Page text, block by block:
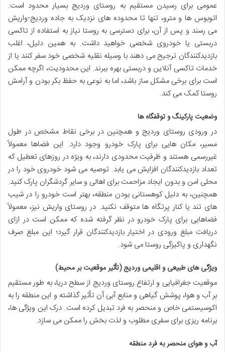
عمومی برای رسیدن مستقیم به روستای وردیج بسیار محدود است.
اتوبوس ها و مترو، تنها تا محدوده های نزدیک به جاده وردیج-واریش
می رسند و پس از آن، برای دسترسی به روستا نیاز به استفاده از تاکسی
دربستی یا خودروی شخصی خواهید داشت. به همین دلیل، اغلب
بازدیدکنندگان ترجیح می دهند با وسیله نقلیه شخصی خود سفر کنند یا از
خدمات تاکسی آنلاین و دربستی بهره ببرند. این محدودیت، اگرچه ممکن
است برای برخی مشکل ساز باشد، اما به نوعی به حفظ بکر بودن و آرامش
روستا کمک می کند.
وضعیت پارکینگ و توقفگاه ها
در ورودی روستای وردیج و همچنین در برخی نقاط مشخص در طول
مسیر، مکان هایی برای پارک خودرو وجود دارد. این فضاها معمولاً
غیررسمی هستند و ظرفیت محدودی دارند، به ویژه در روزهای تعطیل که
تعداد بازدیدکنندگان افزایش می یابد. توصیه می شود خودروی خود را در
محلی امن و بدون ایجاد مزاحمت برای اهالی و سایر گردشگران پارک کنید.
همچنین، به دلیل کوهستانی بودن منطقه، بهتر است خودرو را در شیب
های تند یا کنار پرتگاه ها متوقف نکنید. در روستای واریش نیز، معمولاً
فضاهایی برای پارک خودرو در نظر گرفته شده که ممکن است در ازای
دریافت مبلغ ورودی در اختیار بازدیدکنندگان قرار گیرد؛ این مبلغ صرف
نگهداری و پاکیزگی روستا می شود.
ویژگی های طبیعی و اقلیمی وردیج (تأثیر موقعیت بر محیط)
موقعیت جغرافیایی و ارتفاع روستای وردیج از سطح دریا، به طور مستقیم
بر آب و هوا، پوشش گیاهی و منابع آبی آن تأثیر گذاشته و این منطقه را به
اکوسیستمی خاص و منحصر به فرد تبدیل کرده است. درک این ویژگی ها،
برنامه ریزی برای سفری مطلوب و لذت بخش را ممکن می سازد.
آب و هوای منحصر به فرد منطقه